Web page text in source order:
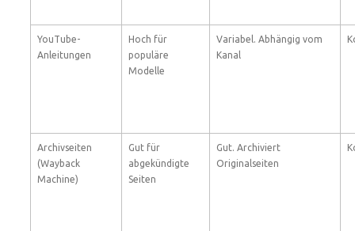
YouTube-
Anleitungen
Hoch für
populäre
Modelle
Variabel. Abhängig vom
Kanal
Archivseiten
(Wayback
Machine)
Gut für
abgekündigte
Seiten
Gut. Archiviert
Originalseiten